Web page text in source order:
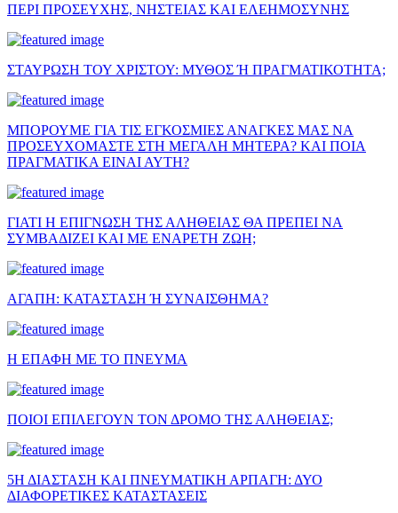
ΠΕΡΙ ΠΡΟΣΕΥΧΗΣ, ΝΗΣΤΕΙΑΣ ΚΑΙ ΕΛΕΗΜΟΣΥΝΗΣ
ΣΤΑΥΡΩΣΗ ΤΟΥ ΧΡΙΣΤΟΥ: ΜΥΘΟΣ Ή ΠΡΑΓΜΑΤΙΚΟΤΗΤΑ;
ΜΠΟΡΟΥΜΕ ΓΙΑ ΤΙΣ ΕΓΚΟΣΜΙΕΣ ΑΝΑΓΚΕΣ ΜΑΣ ΝΑ
ΠΡΟΣΕΥΧΟΜΑΣΤΕ ΣΤΗ ΜΕΓΑΛΗ ΜΗΤΕΡΑ? ΚΑΙ ΠΟΙΑ
ΠΡΑΓΜΑΤΙΚΑ ΕΙΝΑΙ ΑΥΤΗ?
ΓΙΑΤΙ Η ΕΠΙΓΝΩΣΗ ΤΗΣ ΑΛΗΘΕΙΑΣ ΘΑ ΠΡΕΠΕΙ ΝΑ
ΣΥΜΒΑΔΙΖΕΙ ΚΑΙ ΜΕ ΕΝΑΡΕΤΗ ΖΩΗ;
ΑΓΑΠΗ: ΚΑΤΑΣΤΑΣΗ Ή ΣΥΝΑΙΣΘΗΜΑ?
Η ΕΠΑΦΗ ΜΕ ΤΟ ΠΝΕΥΜΑ
ΠΟΙΟΙ ΕΠΙΛΕΓΟΥΝ ΤΟΝ ΔΡΟΜΟ ΤΗΣ ΑΛΗΘΕΙΑΣ;
5Η ΔΙΑΣΤΑΣΗ ΚΑΙ ΠΝΕΥΜΑΤΙΚΗ ΑΡΠΑΓΗ: ΔΥΟ
ΔΙΑΦΟΡΕΤΙΚΕΣ ΚΑΤΑΣΤΑΣΕΙΣ